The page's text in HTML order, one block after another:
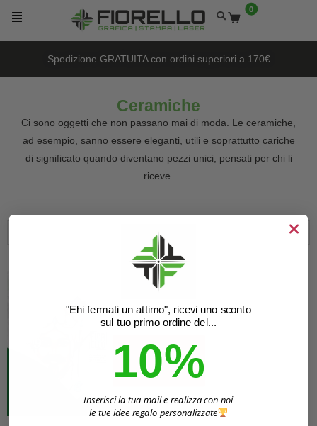
0
Spedizione GRATUITA con ordini superiori a 170€
Ceramiche
Ci sono oggetti che non passano mai di moda. Le ceramiche,
ad esempio, sanno essere eleganti, utili e soprattutto cariche
di significato quando diventano pezzi unici, pensati per chi li
riceve.
"Ehi fermati un attimo", ricevi uno sconto
sul tuo primo ordine del...
10%
Inserisci la tua mail e realizza con noi
le tue idee regalo personalizzate